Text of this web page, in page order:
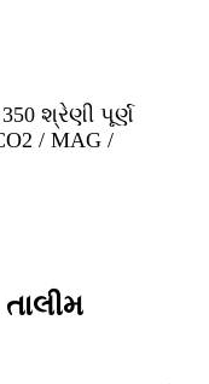
350 શ્રેણી પૂર્ણ
/ MAG /